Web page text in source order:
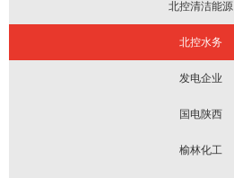
北控清洁能源
北控水务
发电企业
国电陕西
榆林化工